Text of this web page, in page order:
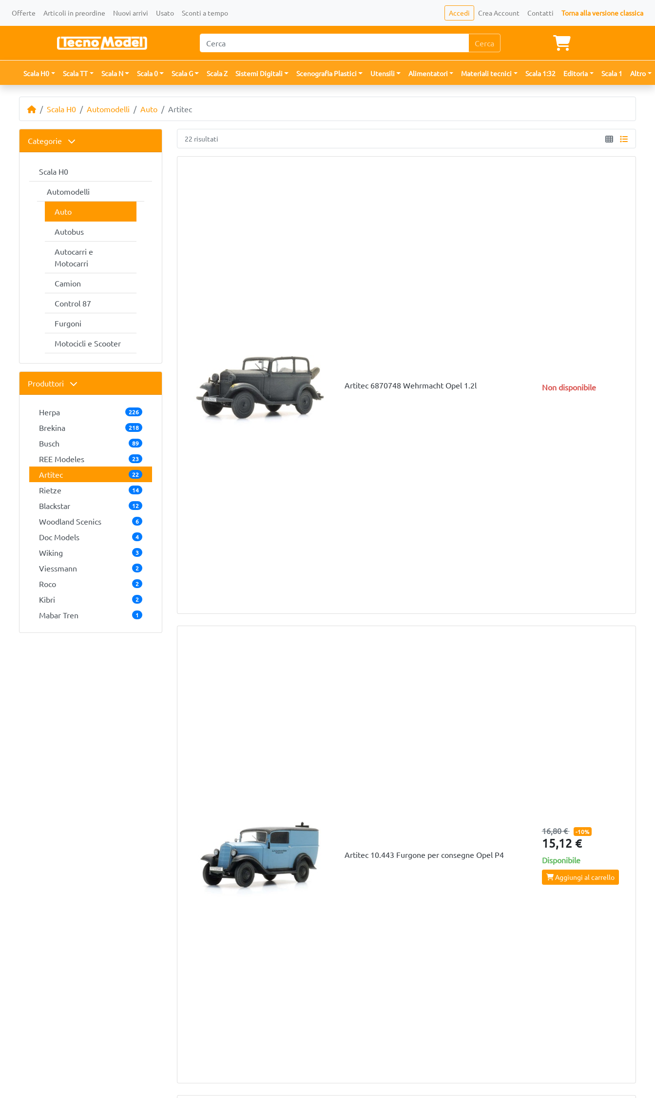
Offerte Articoli in preordine Nuovi arrivi Usato Sconti a tempo Accedi Crea Account Contatti Torna alla versione classica
Cerca
Scala H0 Scala TT Scala N Scala 0 Scala G Scala Z Sistemi Digitali Scenografia Plastici Utensili Alimentatori Materiali tecnici Scala 1:32 Editoria Scala 1 Altro
Scala H0 Automodelli Auto Artitec
Categorie
Scala H0
Automodelli
Auto
Autobus
Autocarri e
Motocarri
Camion
Control 87
Furgoni
Motocicli e Scooter
Produttori
Herpa 226
Brekina 218
Busch 89
REE Modeles 23
Artitec 22
Rietze 14
Blackstar 12
Woodland Scenics 6
Doc Models 4
Wiking 3
Viessmann 2
Roco 2
Kibri 2
Mabar Tren 1
22 risultati
Artitec 6870748 Wehrmacht Opel 1.2l Non disponibile
Artitec 10.443 Furgone per consegne Opel P4
16,80 € -10%
15,12 €
Disponibile
Aggiungi al carrello